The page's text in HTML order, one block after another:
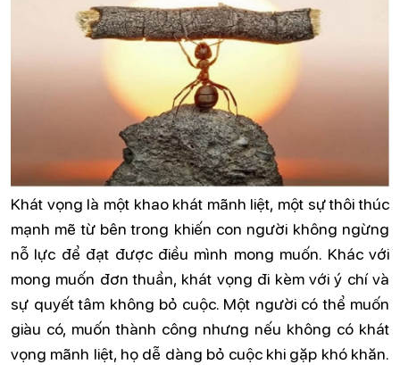
Khát vọng là một khao khát mãnh liệt, một sự thôi thúc
mạnh mẽ từ bên trong khiến con người không ngừng
nỗ lực để đạt được điều mình mong muốn. Khác với
mong muốn đơn thuần, khát vọng đi kèm với ý chí và
sự quyết tâm không bỏ cuộc. Một người có thể muốn
giàu có, muốn thành công nhưng nếu không có khát
vọng mãnh liệt, họ dễ dàng bỏ cuộc khi gặp khó khăn.